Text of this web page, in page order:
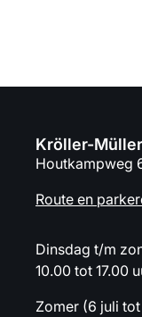
Kröller-
Houtkampweg
Route en
Dinsdag t/m
10.00 tot 17.00
Zomer (6 juli